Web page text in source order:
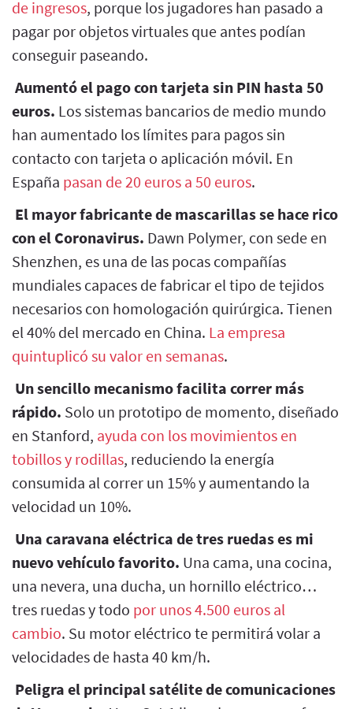
de ingresos, porque los jugadores han pasado a
pagar por objetos virtuales que antes podían
conseguir paseando.
Aumentó el pago con tarjeta sin PIN hasta 50
euros. Los sistemas bancarios de medio mundo
han aumentado los límites para pagos sin
contacto con tarjeta o aplicación móvil. En
España pasan de 20 euros a 50 euros.
El mayor fabricante de mascarillas se hace rico
con el Coronavirus. Dawn Polymer, con sede en
Shenzhen, es una de las pocas compañías
mundiales capaces de fabricar el tipo de tejidos
necesarios con homologación quirúrgica. Tienen
el 40% del mercado en China. La empresa
quintuplicó su valor en semanas.
Un sencillo mecanismo facilita correr más
rápido. Solo un prototipo de momento, diseñado
en Stanford, ayuda con los movimientos en
tobillos y rodillas, reduciendo la energía
consumida al correr un 15% y aumentando la
velocidad un 10%.
Una caravana eléctrica de tres ruedas es mi
nuevo vehículo favorito. Una cama, una cocina,
una nevera, una ducha, un hornillo eléctrico…
tres ruedas y todo por unos 4.500 euros al
cambio. Su motor eléctrico te permitirá volar a
velocidades de hasta 40 km/h.
Peligra el principal satélite de comunicaciones